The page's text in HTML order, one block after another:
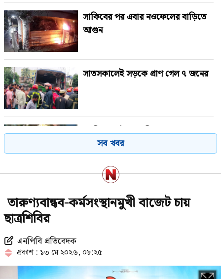
সাকিবের পর এবার নওফেলের বাড়িতে
আগুন
সাতসকালেই সড়কে প্রাণ গেল ৭ জনের
গাজীপুরে পৌর আ.লীগের সাবেক
সভাপতি গ্রেপ্তার
শেখ হাসিনাকে বাংলাদেশের হাতে তুলে
দেবে ভারত, প্রত্যাশা জামায়াতের
নাম
সব খবর
তারুণ্যবান্ধব-কর্মসংস্থানমুখী বাজেট চায়
ছাত্রশিবির
এনপিবি প্রতিবেদক
প্রকাশ : ১৩ মে ২০২৬, ০৮:২৫